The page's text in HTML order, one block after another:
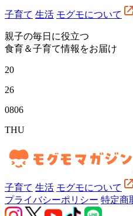
子育て 生活 モグモについて
親子の毎日に役立つ
食育＆子育て情報をお届け
20
26
0806
THU
子育て 生活 モグモについて
プライバシーポリシー 特定商